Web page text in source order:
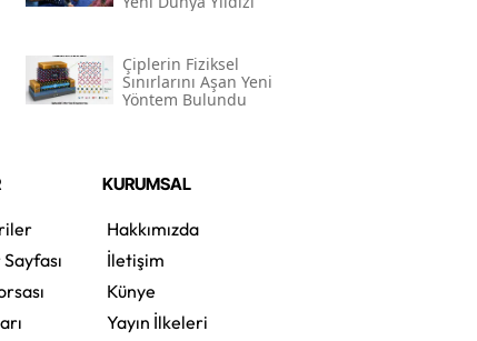
Çiplerin Fiziksel
Sınırlarını Aşan Yeni
Yöntem Bulundu
KURUMSAL
Hakkımızda
İletişim
Künye
Yayın İlkeleri